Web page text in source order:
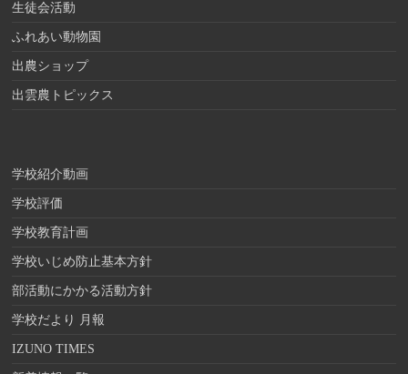
生徒会活動
ふれあい動物園
出農ショップ
出雲農トピックス
学校紹介動画
学校評価
学校教育計画
学校いじめ防止基本方針
部活動にかかる活動方針
学校だより 月報
IZUNO TIMES